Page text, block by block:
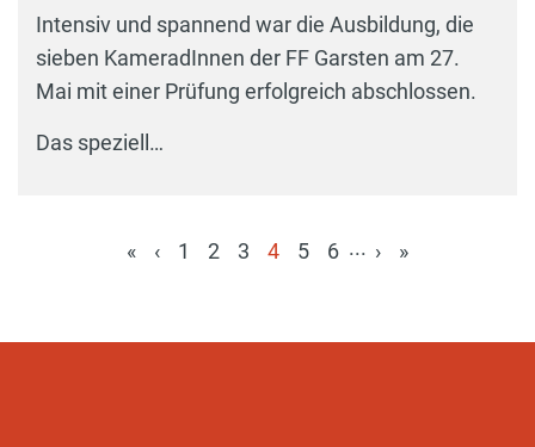
Intensiv und spannend war die Ausbildung, die
sieben KameradInnen der FF Garsten am 27.
Mai mit einer Prüfung erfolgreich abschlossen.
Das speziell…
« ‹ 1 2 3
4
5 6 ... › »